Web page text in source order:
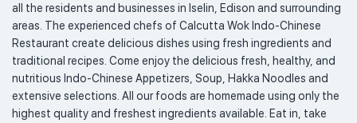
all the residents and businesses in Iselin, Edison and surrounding
areas. The experienced chefs of Calcutta Wok Indo-Chinese
Restaurant create delicious dishes using fresh ingredients and
traditional recipes. Come enjoy the delicious fresh, healthy, and
nutritious Indo-Chinese Appetizers, Soup, Hakka Noodles and
extensive selections. All our foods are homemade using only the
highest quality and freshest ingredients available. Eat in, take